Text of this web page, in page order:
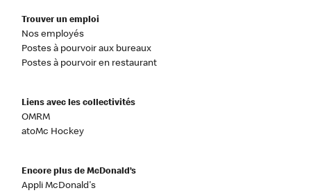
Trouver un emploi
Nos employés
Postes à pourvoir aux bureaux
Postes à pourvoir en restaurant
Liens avec les collectivités
OMRM
atoMc Hockey
Encore plus de McDonald’s
Appli McDonald's